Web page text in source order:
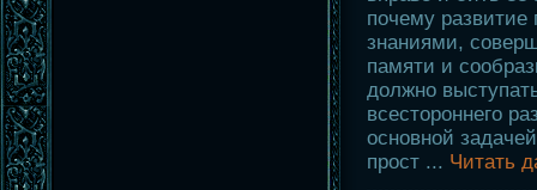
почему
знаниями,
памяти и
должно
всестороннего
основной
прост ... Читать